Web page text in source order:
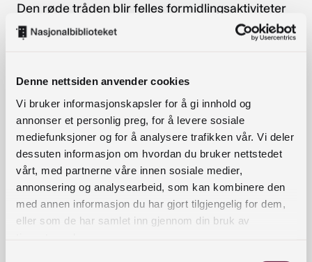
Denne nettsiden anvender cookies
Vi bruker informasjonskapsler for å gi innhold og
annonser et personlig preg, for å levere sosiale
mediefunksjoner og for å analysere trafikken vår. Vi deler
dessuten informasjon om hvordan du bruker nettstedet
vårt, med partnerne våre innen sosiale medier,
annonsering og analysearbeid, som kan kombinere den
med annen informasjon du har gjort tilgjengelig for dem,
eller som de har samlet inn gjennom din bruk av
Den røde tråden blir felles formidlingsaktiviteter
og lesing med de yngste barna – i barnehagen og
Innholdet kommer til å favne den siste
forskningen på området, praksisfortelling fra
barnehage og bibliotek – og ikke minst
forfatterbesøk. Det blir spennende verksteder
begge dagene, slik at vi kan lære og bli kjent på
tvers mens vi gjør noe sammen.
I løpet av konferansen ønsker vi å utforske disse
spørsmålene: